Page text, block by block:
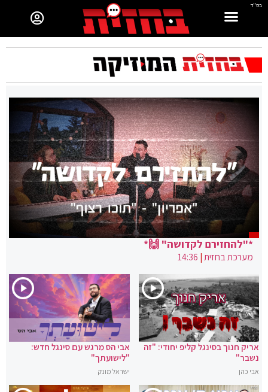
בס"ד
*"להחזירם לקדושה" 🙌*
מערכת בחזית|
14:36
אריק חנוך בסינגל קליפ יחודי: "זה
נשבר"
אבי כהן
אבי הס מרגש עם סינגל חדש:
"לישועתך"
ישראל מונק